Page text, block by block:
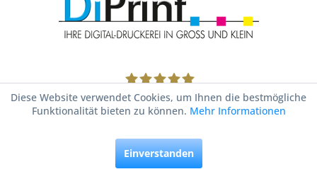
1805Bewertungen auf ProvenExpert.com
Diese Website verwendet Cookies, um Ihnen die bestmögliche
Funktionalität bieten zu können. Mehr Informationen
Einverstanden